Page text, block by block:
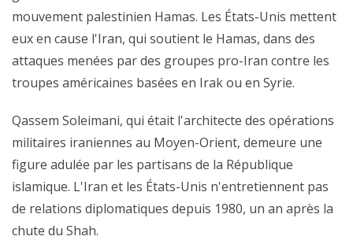
mouvement palestinien Hamas. Les États-Unis mettent
eux en cause l'Iran, qui soutient le Hamas, dans des
attaques menées par des groupes pro-Iran contre les
troupes américaines basées en Irak ou en Syrie.
Qassem Soleimani, qui était l'architecte des opérations
militaires iraniennes au Moyen-Orient, demeure une
figure adulée par les partisans de la République
islamique. L'Iran et les États-Unis n'entretiennent pas
de relations diplomatiques depuis 1980, un an après la
chute du Shah.